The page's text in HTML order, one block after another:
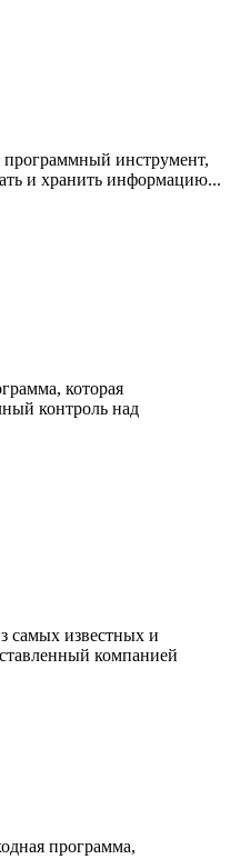
инструмент,
и хранить информацию...
которая
контроль над
самых известных и
компанией
программа,